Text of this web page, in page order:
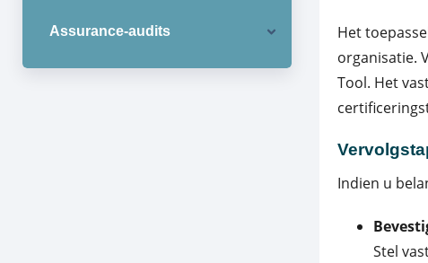
Assurance-audits
Het
organisatie.
Tool. Het
Indien u
Stel